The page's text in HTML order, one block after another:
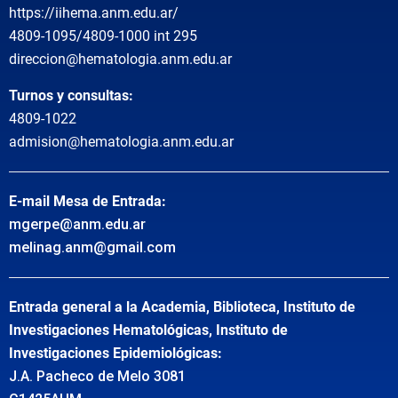
https://iihema.anm.edu.ar/
4809-1095/4809-1000 int 295
direccion@hematologia.anm.edu.ar
Turnos y consultas:
4809-1022
admision@hematologia.anm.edu.ar
E-mail Mesa de Entrada:
mgerpe@anm.edu.ar
melinag.anm@gmail.com
Entrada general a la Academia, Biblioteca, Instituto de
Investigaciones Hematológicas, Instituto de
Investigaciones Epidemiológicas:
J.A. Pacheco de Melo 3081